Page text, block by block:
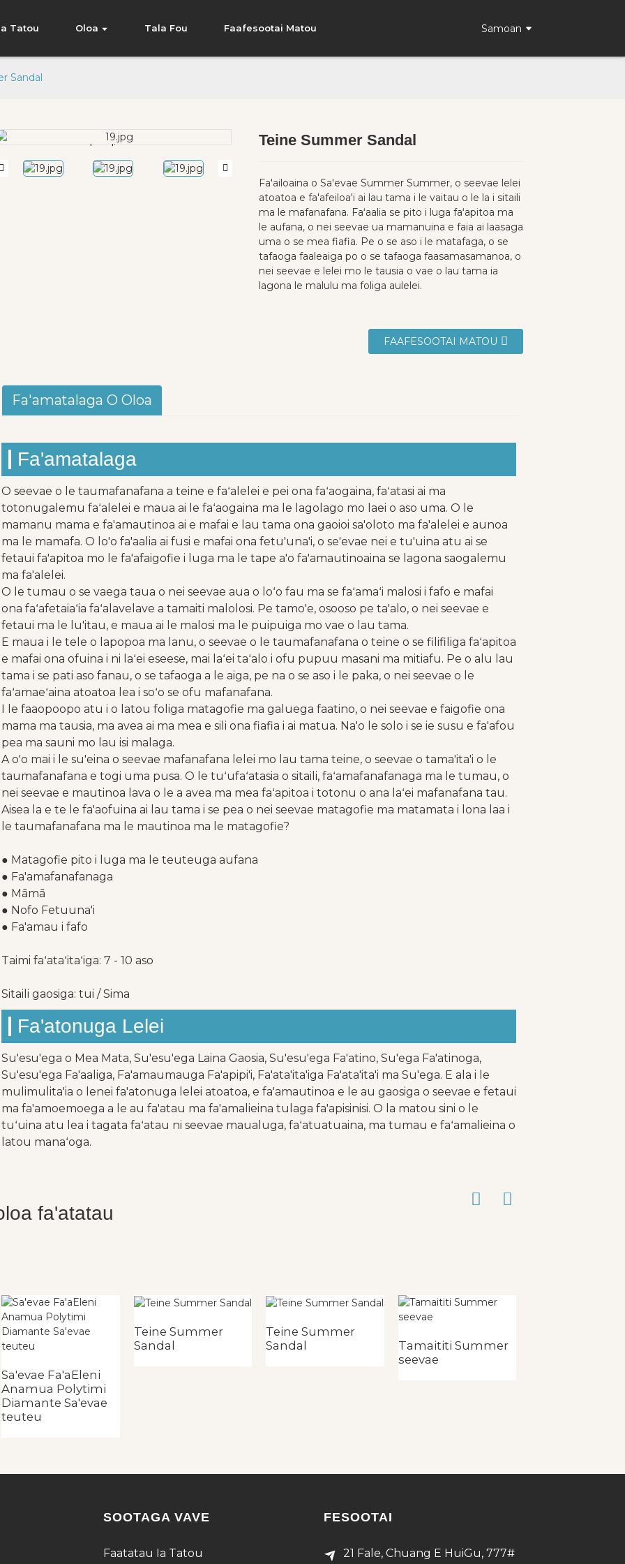
Tatou Oloa Tala Fou Faafesootai Matou Samoan
Sandal
Loading...
Loading... Loading...
Loading...
Teine Summer Sandal
Fa'ailoaina o Sa'evae Summer Summer, o seevae lelei
atoatoa e fa'afeiloa'i ai lau tama i le vaitau o le la i sitaili
ma le mafanafana. Faʻaalia se pito i luga faʻapitoa ma
le aufana, o nei seevae ua mamanuina e faia ai laasaga
uma o se mea fiafia. Pe o se aso i le matafaga, o se
tafaoga faaleaiga po o se tafaoga faasamasamanoa, o
nei seevae e lelei mo le tausia o vae o lau tama ia
lagona le malulu ma foliga aulelei.
FAAFESOOTAI MATOU
Fa'amatalaga O Oloa
Fa'amatalaga
O seevae o le taumafanafana a teine ​​e faʻalelei e pei ona faʻaogaina, faʻatasi ai ma
totonugalemu faʻalelei e maua ai le faʻaogaina ma le lagolago mo laei o aso uma. O le
mamanu mama e fa'amautinoa ai e mafai e lau tama ona gaoioi sa'oloto ma fa'alelei e aunoa
ma le mamafa. O lo'o fa'aalia ai fusi e mafai ona fetu'una'i, o se'evae nei e tu'uina atu ai se
fetaui fa'apitoa mo le fa'afaigofie i luga ma le tape a'o fa'amautinoaina se lagona saogalemu
ma fa'alelei.
O le tumau o se vaega taua o nei seevae aua o loʻo fau ma se faʻamaʻi malosi i fafo e mafai
ona faʻafetaiaʻia faʻalavelave a tamaiti malolosi. Pe tamo'e, osooso pe ta'alo, o nei seevae e
fetaui ma le lu'itau, e maua ai le malosi ma le puipuiga mo vae o lau tama.
E maua i le tele o lapopoa ma lanu, o seevae o le taumafanafana o teine ​​​​o se filifiliga faʻapitoa
e mafai ona ofuina i ni laʻei eseese, mai laʻei taʻalo i ofu pupuu masani ma mitiafu. Pe o alu lau
tama i se pati aso fanau, o se tafaoga a le aiga, pe na o se aso i le paka, o nei seevae o le
faʻamaeʻaina atoatoa lea i soʻo se ofu mafanafana.
I le faaopoopo atu i o latou foliga matagofie ma galuega faatino, o nei seevae e faigofie ona
mama ma tausia, ma avea ai ma mea e sili ona fiafia i ai matua. Na'o le solo i se ie susu e fa'afou
pea ma sauni mo lau isi malaga.
A o'o mai i le su'eina o seevae mafanafana lelei mo lau tama teine, o seevae o tama'ita'i o le
taumafanafana e togi uma pusa. O le tuʻufaʻatasia o sitaili, faʻamafanafanaga ma le tumau, o
nei seevae e mautinoa lava o le a avea ma mea faʻapitoa i totonu o ana laʻei mafanafana tau.
Aisea la e te le fa'aofuina ai lau tama i se pea o nei seevae matagofie ma matamata i lona laa i
le taumafanafana ma le mautinoa ma le matagofie?
● Matagofie pito i luga ma le teuteuga aufana
● Fa'amafanafanaga
● Māmā
● Nofo Fetuuna'i
● Fa'amau i fafo
Taimi faʻataʻitaʻiga: 7 - 10 aso
Sitaili gaosiga: tui / Sima
Fa'atonuga Lelei
Su'esu'ega o Mea Mata, Su'esu'ega Laina Gaosia, Su'esu'ega Fa'atino, Su'ega Fa'atinoga,
Su'esu'ega Fa'aaliga, Fa'amaumauga Fa'apipi'i, Fa'ata'ita'iga Fa'ata'ita'i ma Su'ega. E ala i le
mulimulita'ia o lenei fa'atonuga lelei atoatoa, e fa'amautinoa e le au gaosiga o seevae e fetaui
ma fa'amoemoega a le au fa'atau ma fa'amalieina tulaga fa'apisinisi. O la matou sini o le
tuʻuina atu lea i tagata faʻatau ni seevae maualuga, faʻatuatuaina, ma tumau e faʻamalieina o
latou manaʻoga.
fa'atatau
Sa'evae Fa'aEleni
Anamua Polytimi
Diamante Sa'evae
teuteu
Teine Summer
Sandal
Teine Summer
Sandal
Tamaititi Summer
seevae
SOOTAGA VAVE
Faatatau Ia Tatou
FESOOTAI
21 Fale, Chuang E HuiGu, 777#